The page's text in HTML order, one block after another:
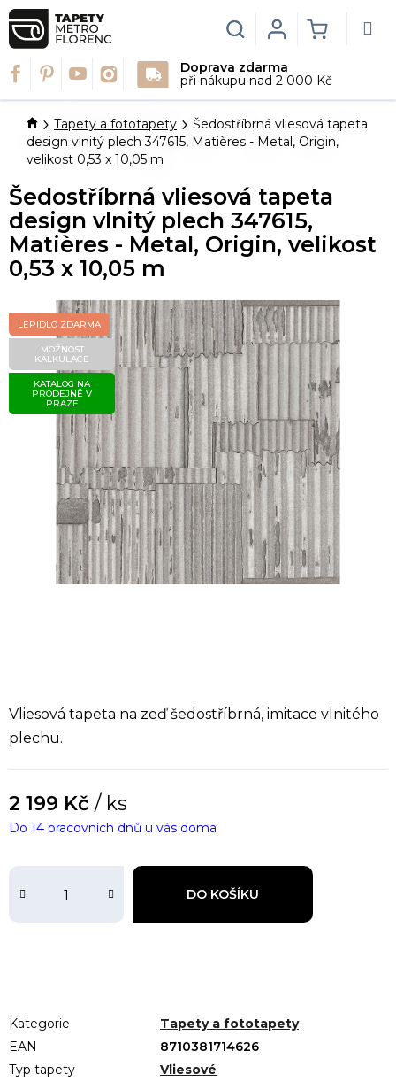
Přejít
na
obsah
Doprava zdarma
při nákupu nad 2 000 Kč
Hledat
KOŠÍK
Login
DomůTapety a fototapety
Šedostříbrná vliesová tapeta
design vlnitý plech 347615, Matières - Metal, Origin,
velikost 0,53 x 10,05 m
Vliesová tapeta na zeď šedostříbrná, imitace vlnitého
plechu.
2 199 Kč / ks
DO KOŠÍKU
Do 14 pracovních dnů u vás doma
Kategorie
Tapety a fototapety
EAN
8710381714626
Typ tapety
Vliesové
Šedostříbrná vliesová tapeta
design vlnitý plech 347615,
Matières - Metal, Origin, velikost
0,53 x 10,05 m
LEPIDLO ZDARMA
MOŽNOST
KALKULACE
KATALOG NA
PRODEJNĚ V
PRAZE